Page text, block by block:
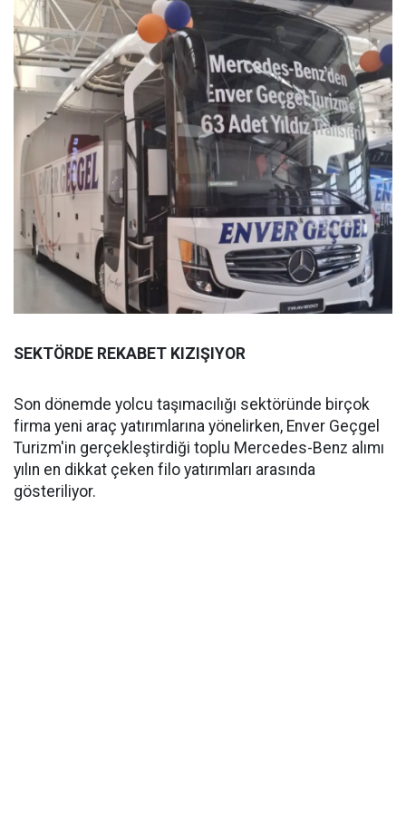
SEKTÖRDE REKABET KIZIŞIYOR
Son dönemde yolcu taşımacılığı sektöründe birçok
firma yeni araç yatırımlarına yönelirken, Enver Geçgel
Turizm'in gerçekleştirdiği toplu Mercedes-Benz alımı
yılın en dikkat çeken filo yatırımları arasında
gösteriliyor.